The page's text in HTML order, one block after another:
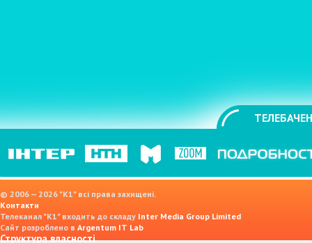
© 2006 — 2026 "K1" всі права захищені.
Контакти
Телеканал "К1" входить до складу Inter Media Group Limited
Сайт розроблено в Argentum IT Lab
Структура власності